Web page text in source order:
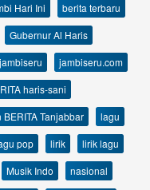
Hari Ini
berita terbaru
Gubernur Al Haris
jambiseru
jambiseru.com
haris-sani
BERITA Tanjabbar
lagu
pop lirik
lirik lagu
Musik Indo
nasional